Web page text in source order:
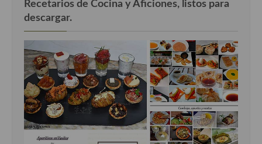
Recetarios de Cocina y Aficiones, listos para
descargar.